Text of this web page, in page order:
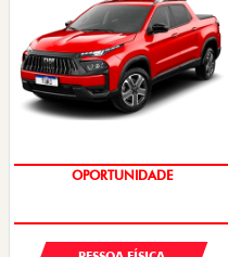
OPORTUNIDADE